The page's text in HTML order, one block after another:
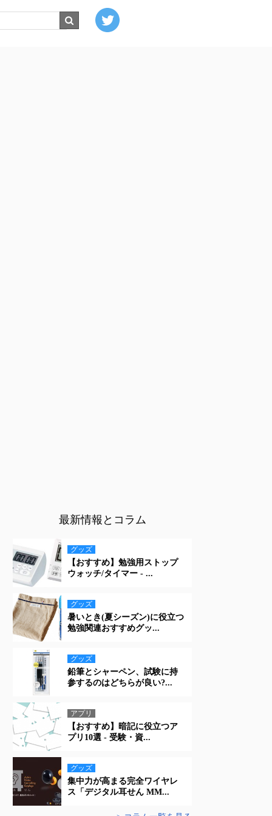
最新情報とコラム
グッズ
【おすすめ】勉強用ストップ
ウォッチ/タイマー - ...
グッズ
暑いとき(夏シーズン)に役立つ
勉強関連おすすめグッ...
グッズ
鉛筆とシャーペン、試験に持
参するのはどちらが良い?...
アプリ
【おすすめ】暗記に役立つア
プリ10選 - 受験・資...
グッズ
集中力が高まる完全ワイヤレ
ス「デジタル耳せん MM...